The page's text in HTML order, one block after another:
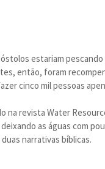
estariam
então, foram
cinco mil pessoas
na revista Water
deixando as águas com
narrativas bíblicas.